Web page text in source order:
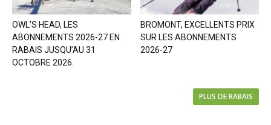
OWL’S HEAD, LES
ABONNEMENTS 2026-27 EN
RABAIS JUSQU’AU 31
OCTOBRE 2026.
BROMONT, EXCELLENTS PRIX
SUR LES ABONNEMENTS
2026-27
PLUS DE RABAIS